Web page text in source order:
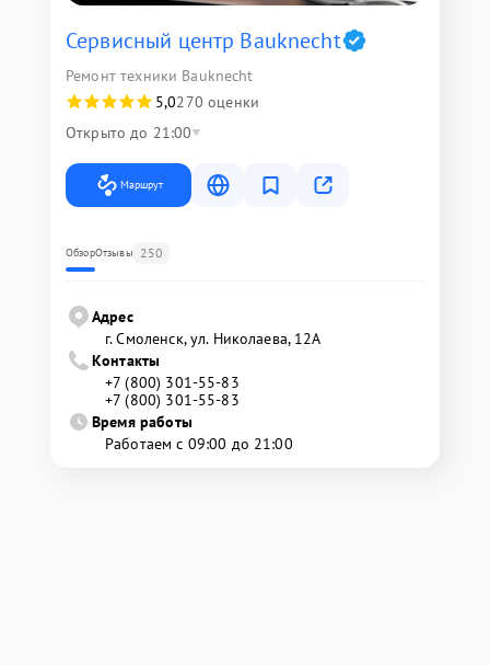
Сервисный центр Bauknecht
Ремонт техники Bauknecht
5,0270 оценки
Открыто до 21:00
Маршрут
ОбзорОтзывы 250
Адрес
г. Смоленск, ул. Николаева, 12А
Контакты
+7 (800) 301-55-83
+7 (800) 301-55-83
Время работы
Работаем с 09:00 до 21:00